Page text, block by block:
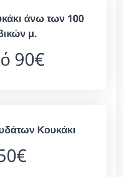
άνω των 100
μ.
90€
Κουκάκι